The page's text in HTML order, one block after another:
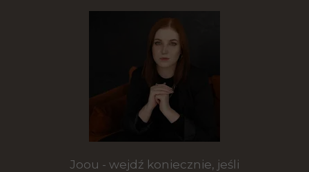
Joou - wejdź koniecznie, jeśli